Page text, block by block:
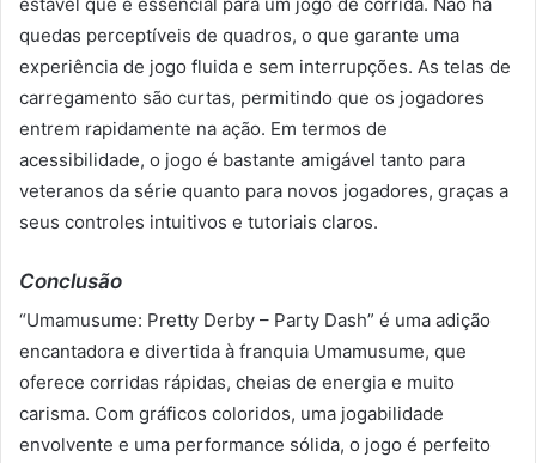
quedas perceptíveis de quadros, o que garante uma
experiência de jogo fluida e sem interrupções. As telas de
carregamento são curtas, permitindo que os jogadores
entrem rapidamente na ação. Em termos de
acessibilidade, o jogo é bastante amigável tanto para
veteranos da série quanto para novos jogadores, graças a
seus controles intuitivos e tutoriais claros.
Conclusão
“Umamusume: Pretty Derby – Party Dash” é uma adição
encantadora e divertida à franquia Umamusume, que
oferece corridas rápidas, cheias de energia e muito
carisma. Com gráficos coloridos, uma jogabilidade
envolvente e uma performance sólida, o jogo é perfeito